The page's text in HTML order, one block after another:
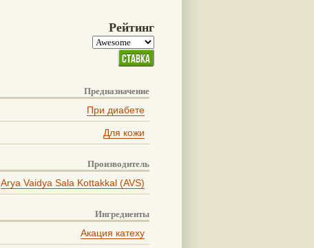
Рейтинг
Предназначение
При диабете
Для кожи
Производитель
Arya Vaidya Sala Kottakkal (AVS)
Ингредиенты
Акация катеху